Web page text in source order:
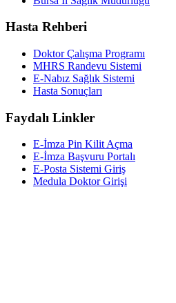
Hasta Rehberi
Doktor Çalışma Programı
MHRS Randevu Sistemi
E-Nabız Sağlık Sistemi
Hasta Sonuçları
Faydalı Linkler
E-İmza Pin Kilit Açma
E-İmza Başvuru Portalı
E-Posta Sistemi Giriş
Medula Doktor Girişi